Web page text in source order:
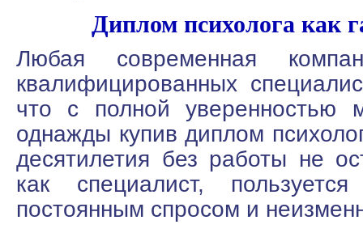
Диплом психолога как
Любая современная
квалифицированных
что с полной уверенностью
однажды купив диплом
десятилетия без работы не
как специалист,
постоянным спросом и